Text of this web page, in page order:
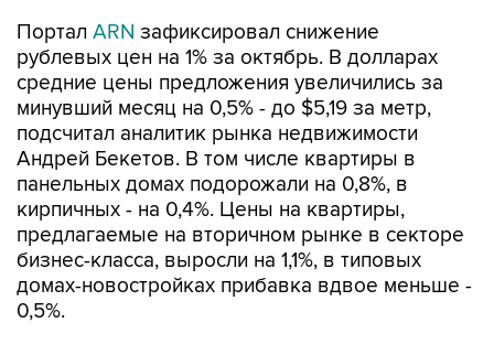
Портал ARN зафиксировал снижение
рублевых цен на 1% за октябрь. В долларах
средние цены предложения увеличились за
минувший месяц на 0,5% - до $5,19 за метр,
подсчитал аналитик рынка недвижимости
Андрей Бекетов. В том числе квартиры в
панельных домах подорожали на 0,8%, в
кирпичных - на 0,4%. Цены на квартиры,
предлагаемые на вторичном рынке в секторе
бизнес-класса, выросли на 1,1%, в типовых
домах-новостройках прибавка вдвое меньше -
0,5%.